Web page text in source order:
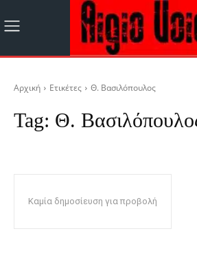
Αρχική Ετικέτες Θ. Βασιλόπουλος
Tag: Θ.
Καμία δημοσίευση για προβολή